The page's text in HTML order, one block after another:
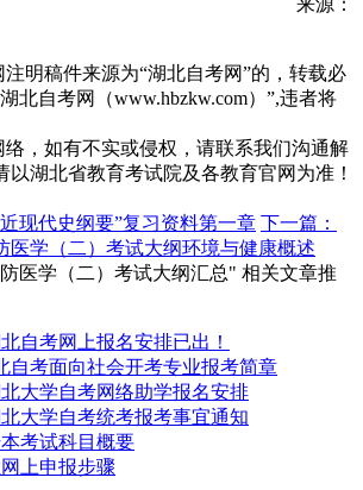
明稿件来源为“湖北自考网”的，转载必
北自考网（www.hbzkw.com）”,违者将
络，如有不实或侵权，请联系我们沟通解
以湖北省教育考试院及各教育官网为准！
现代史纲要”复习资料第一章 下一篇：
医学（二）考试大纲环境与健康概述
医学（二）考试大纲汇总" 相关文章推
自考网上报名安排已出！
自考面向社会开考专业报考简章
北大学自考网络助学报名安排
北大学自考统考报考事宜通知
考试科目概要
上申报步骤